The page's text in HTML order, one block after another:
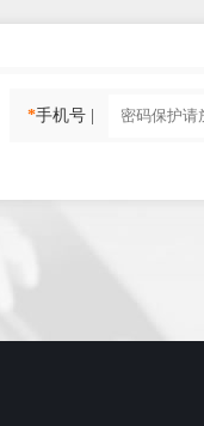
*手机号 |